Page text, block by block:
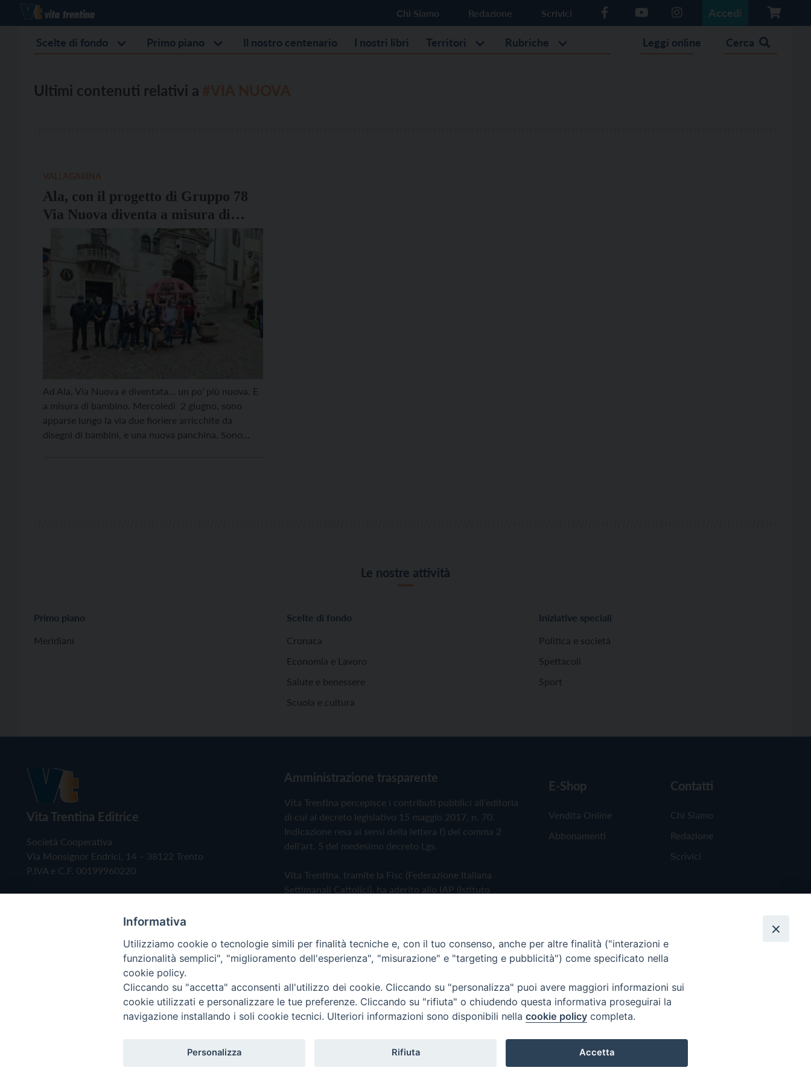
Chi Siamo Redazione Scrivici Accedi
Scelte di fondo Primo piano Il nostro centenario I nostri libri Territori Rubriche Leggi online Cerca
Ultimi contenuti relativi a
Ala, con il progetto di Gruppo 78
Via Nuova diventa a misura di
bambino
Ad Ala, Via Nuova è diventata… un po’ più nuova. E
a misura di bambino. Mercoledì 2 giugno, sono
apparse lungo la via due fioriere arricchite da
disegni di bambini, e una nuova panchina. Sono
Le nostre attività
Primo piano
Meridiani
Scelte di fondo
Cronaca
Economia e Lavoro
Salute e benessere
Scuola e cultura
Iniziative speciali
Politica e società
Spettacoli
Sport
Vita Trentina Editrice
Società Cooperativa
Via Monsignor Endrici, 14 – 38122 Trento
P.IVA e C.F. 00199960220
Amministrazione trasparente
Vita Trentina percepisce i contributi pubblici all'editoria
di cui al decreto legislativo 15 maggio 2017, n. 70.
Indicazione resa ai sensi della lettera f) del comma 2
dell'art. 5 del medesimo decreto Lgs.
Vita Trentina, tramite la Fisc (Federazione Italiana
Settimanali Cattolici), ha aderito allo IAP (Istituto
Privacy Policy Cookie Policy
E-Shop
Vendita Online
Abbonamenti
Contatti
Chi Siamo
Redazione
Scrivici
Copyright © 2019 - Tutti i diritti riservati - Vita Trentina Editrice
Informativa
Utilizziamo cookie o tecnologie simili per finalità tecniche e, con il tuo consenso, anche per altre finalità ("interazioni e
funzionalità semplici", "miglioramento dell'esperienza", "misurazione" e "targeting e pubblicità") come specificato nella
cookie policy.
Cliccando su "accetta" acconsenti all'utilizzo dei cookie. Cliccando su "personalizza" puoi avere maggiori informazioni sui
cookie utilizzati e personalizzare le tue preferenze. Cliccando su "rifiuta" o chiudendo questa informativa proseguirai la
navigazione installando i soli cookie tecnici. Ulteriori informazioni sono disponibili nella cookie policy completa.
Personalizza Rifiuta Accetta